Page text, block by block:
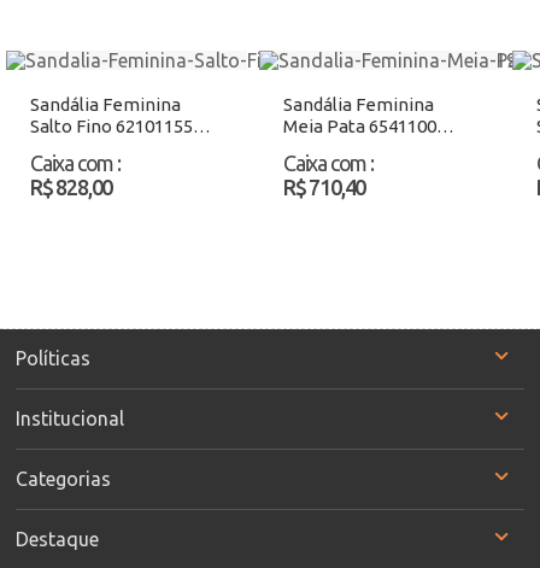
Sandália Feminina
Salto Fino 62101155
Caixa com :
R$ 828,00
Sandália Feminina
Meia Pata 6541100
Caixa com :
R$ 710,40
Políticas
Institucional
Categorias
Destaque